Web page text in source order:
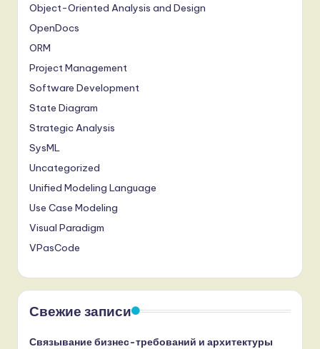
Object-Oriented Analysis and Design
OpenDocs
ORM
Project Management
Software Development
State Diagram
Strategic Analysis
SysML
Uncategorized
Unified Modeling Language
Use Case Modeling
Visual Paradigm
VPasCode
Свежие записи
Связывание бизнес-требований и архитектуры